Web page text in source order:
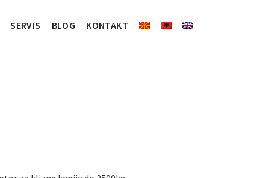
SERVIS BLOG KONTAKT